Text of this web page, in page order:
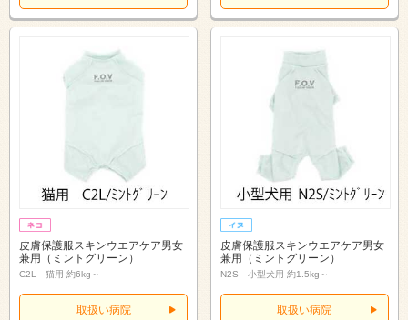
皮膚保護服スキンウエアケア男女
兼用（ミントグリーン）
C2L 猫用 約6kg～
取扱い病院
皮膚保護服スキンウエアケア男女
兼用（ミントグリーン）
N2S 小型犬用 約1.5kg～
取扱い病院